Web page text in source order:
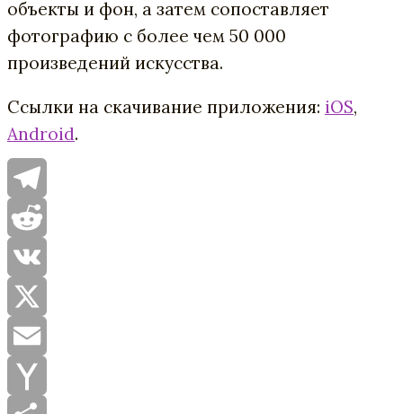
объекты и фон, а затем сопоставляет
фотографию с более чем 50 000
произведений искусства.
Ссылки на скачивание приложения: iOS,
Android.
Telegram
Reddit
VK
X
Email